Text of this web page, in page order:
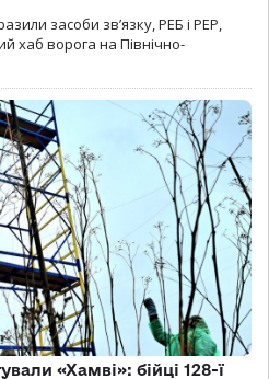
засоби зв’язку, РЕБ і РЕР,
хаб ворога на Північно-
«Хамві»: бійці 128-ї